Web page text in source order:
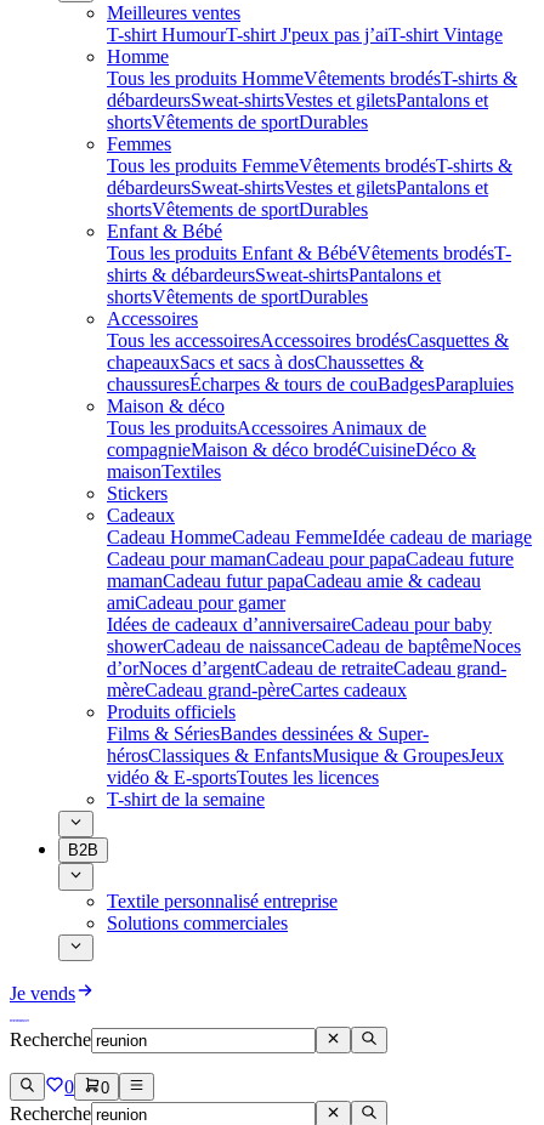
Meilleures ventes
T-shirt HumourT-shirt J'peux pas j’aiT-shirt Vintage
Homme
Tous les produits HommeVêtements brodésT-shirts &
débardeursSweat-shirtsVestes et giletsPantalons et
shortsVêtements de sportDurables
Femmes
Tous les produits FemmeVêtements brodésT-shirts &
débardeursSweat-shirtsVestes et giletsPantalons et
shortsVêtements de sportDurables
Enfant & Bébé
Tous les produits Enfant & BébéVêtements brodésT-
shirts & débardeursSweat-shirtsPantalons et
shortsVêtements de sportDurables
Accessoires
Tous les accessoiresAccessoires brodésCasquettes &
chapeauxSacs et sacs à dosChaussettes &
chaussuresÉcharpes & tours de couBadgesParapluies
Maison & déco
Tous les produitsAccessoires Animaux de
compagnieMaison & déco brodéCuisineDéco &
maisonTextiles
Stickers
Cadeaux
Cadeau HommeCadeau FemmeIdée cadeau de mariage​
Cadeau pour mamanCadeau pour papaCadeau future
mamanCadeau futur papaCadeau amie & cadeau
amiCadeau pour gamer
Idées de cadeaux d’anniversaireCadeau pour baby
showerCadeau de naissanceCadeau de baptêmeNoces
d’orNoces d’argentCadeau de retraiteCadeau grand-
mèreCadeau grand-pèreCartes cadeaux
Produits officiels
Films & SériesBandes dessinées & Super-
hérosClassiques & EnfantsMusique & GroupesJeux
vidéo & E-sportsToutes les licences
T-shirt de la semaine
B2B
Textile personnalisé entreprise
Solutions commerciales
Je vends
Recherche
0 0
Recherche